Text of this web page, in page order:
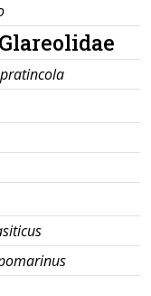
Glareolidae